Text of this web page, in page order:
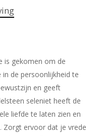
is gekomen om de
in de persoonlijkheid te
en geeft
seleniet heeft de
liefde te laten zien en
Zorgt ervoor dat je vrede